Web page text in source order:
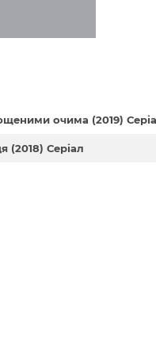
очима (2019)
(2018) Серіал